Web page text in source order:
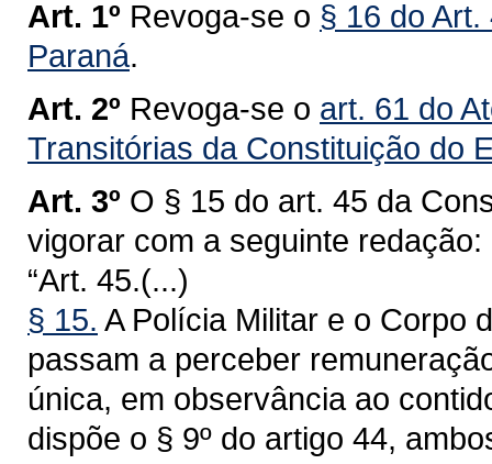
Art. 1º Revoga-se o § 16 do
Paraná.
Art. 2º Revoga-se o art. 61 do
Transitórias da Constituição do
Art. 3º O § 15 do art. 45 da
vigorar com a seguinte redação:
“Art. 45.(...)
§ 15. A Polícia Militar e o Corpo
passam a perceber
única, em observância ao
dispõe o § 9º do artigo 44,